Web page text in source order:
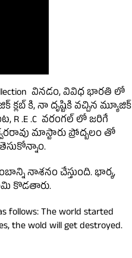
వినడం, వివిధ భారతి లో
కి, నా దృష్టికి వచ్చిన మ్యూజిక్
R .E .C వరంగల్ లో జరిగే
మాస్టారు ప్రోద్బలం తో
నాశనం చేస్తుంది. భార్య,
కొడతారు.
follows: The world started
the wold will get destroyed.